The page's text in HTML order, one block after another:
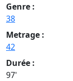
Genre :
38
Metrage :
42
Durée :
97'